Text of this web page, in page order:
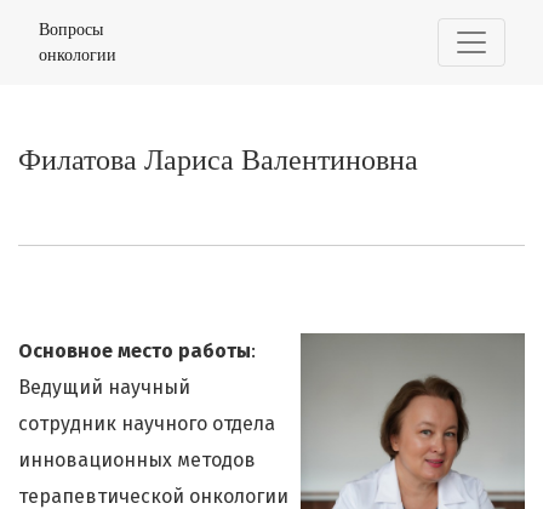
Вопросы
онкологии
Филатова Лариса Валентиновна
Основное место работы:
Ведущий научный
сотрудник научного отдела
инновационных методов
терапевтической онкологии